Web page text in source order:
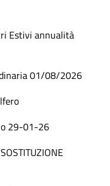
Estivi annualità
01/08/2026
29-01-26